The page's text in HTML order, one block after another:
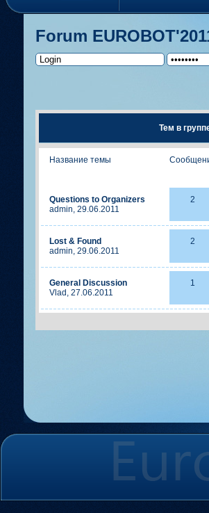
Forum
Тем в
Название темы
Questions to Organizers
admin, 29.06.2011
2
Lost & Found
admin, 29.06.2011
2
General Discussion
Vlad, 27.06.2011
1